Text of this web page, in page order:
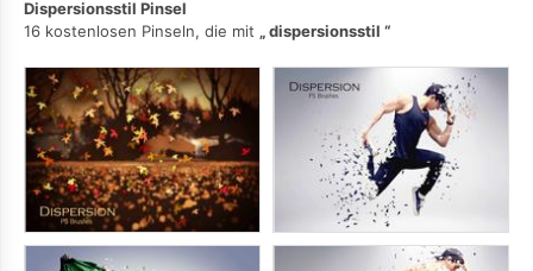
Dispersionsstil Pinsel
16 kostenlosen Pinseln, die mit
dispersionsstil